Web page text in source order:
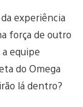
experiência
força de outro
equipe
do Omega
lá dentro?